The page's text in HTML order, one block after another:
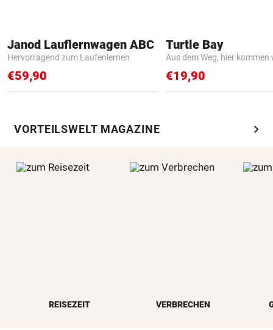
Janod Lauflernwagen ABC
Hervorragend zum Laufenlernen
€59,90
Turtle Bay
Aus dem Weg, hier kommen
€19,90
VORTEILSWELT MAGAZINE chevron_right
REISEZEIT VERBRECHEN